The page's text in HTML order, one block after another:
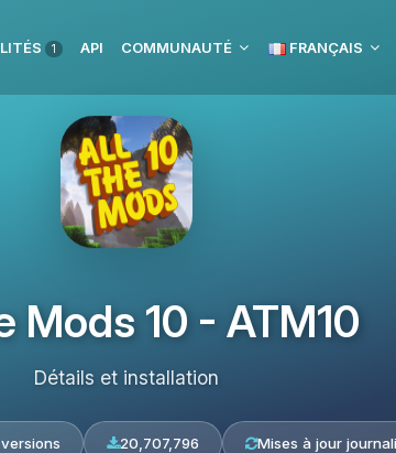
1 API COMMUNAUTÉ FRANÇAIS
Mods 10 - ATM10
Détails et installation
20,707,796 Mises à jour